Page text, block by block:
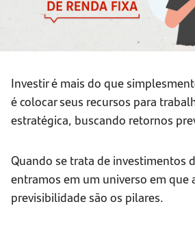
Investir é mais do que
é colocar seus recursos para
estratégica, buscando retornos
Quando se trata de investimentos
entramos em um universo em que
previsibilidade são os pilares.